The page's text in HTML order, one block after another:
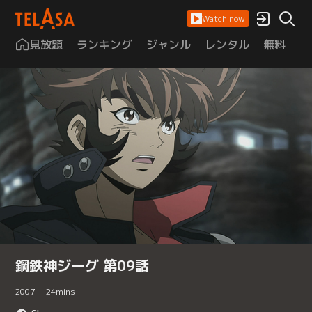
Watch now
見放題 ランキング ジャンル レンタル 無料
鋼鉄神ジーグ 第09話
2007 24mins